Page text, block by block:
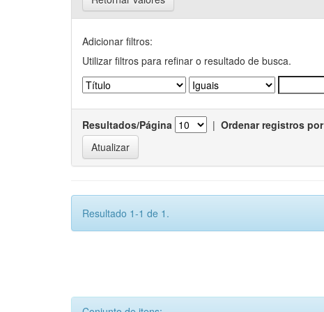
Adicionar filtros:
Utilizar filtros para refinar o resultado de busca.
Resultados/Página | Ordenar registros por
Resultado 1-1 de 1.